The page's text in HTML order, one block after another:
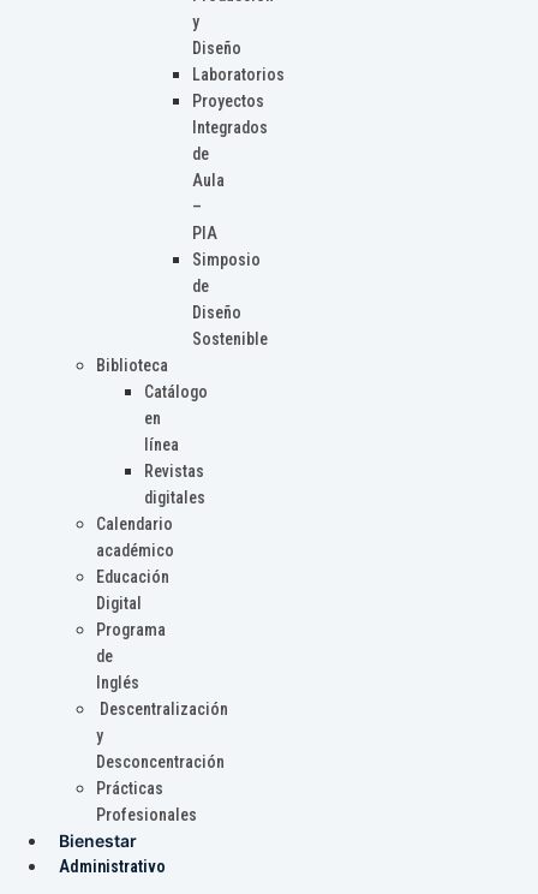
y
Diseño
Laboratorios
Proyectos
Integrados
de
Aula
–
PIA
Simposio
de
Diseño
Sostenible
Biblioteca
Catálogo
en
línea
Revistas
digitales
Calendario
académico
Educación
Digital
Programa
de
Inglés
Descentralización
y
Desconcentración
Prácticas
Profesionales
Bienestar
Administrativo